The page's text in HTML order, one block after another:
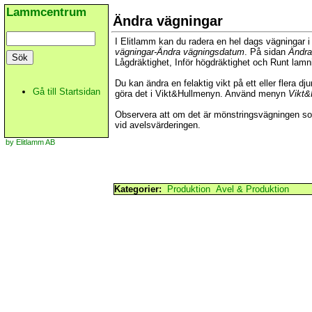
Lammcentrum
Gå till Startsidan
by Elitlamm AB
Ändra vägningar
I Elitlamm kan du radera en hel dags vägningar
vägningar-Ändra vägningsdatum. På sidan
Lågdräktighet, Inför högdräktighet och Runt
Du kan ändra en felaktig vikt på ett eller flera
göra det i Vikt&Hullmenyn. Använd menyn
Observera att om det är mönstringsvägningen
vid avelsvärderingen.
Kategorier: Produktion Avel & Produktion